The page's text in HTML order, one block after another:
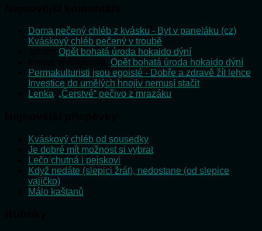
Doma pečený chléb z kvásku - Byt v paneláku (cz)
Kváskový chléb pečený v troubě
Opět bohatá úroda hokaido dýní
Opět bohatá úroda hokaido dýní
Permakulturisti jsou egoisté - Dobře a zdravě žít lehce
Investice do umělých hnojiv nemusí stačit
Lenka „Čerstvé“ pečivo z mrazáku
Kváskový chléb od sousedky
Je dobré mít možnost si vybrat
Lečo chutná i pejskovi
Když nedáte (slepici žrát), nedostane (od slepice
vajíčko)
Málo kaštanů